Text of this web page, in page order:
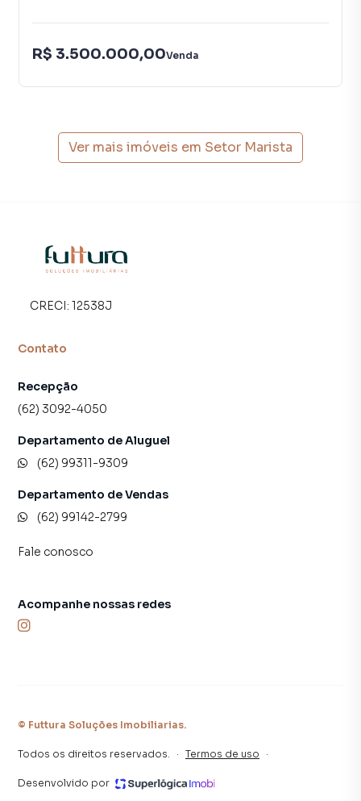
R$ 3.500.000,00Venda
Ver mais imóveis em Setor Marista
CRECI: 12538J
Contato
Recepção
(62) 3092-4050
Departamento de Aluguel
(62) 99311-9309
Departamento de Vendas
(62) 99142-2799
Fale conosco
Acompanhe nossas redes
© Futtura Soluções Imobiliarias.
Todos os direitos reservados. · Termos de uso ·
Desenvolvido por